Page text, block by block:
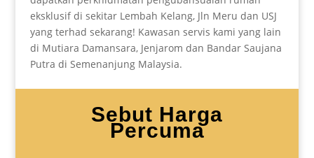
eksklusif di sekitar Lembah Kelang, Jln Meru dan USJ
yang terhad sekarang! Kawasan servis kami yang lain
di Mutiara Damansara, Jenjarom dan Bandar Saujana
Putra di Semenanjung Malaysia.
Sebut Harga
Percuma